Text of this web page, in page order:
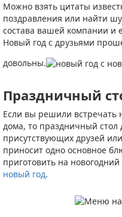
Можно взять цитаты
поздравления или найти
состава вашей компании и
Новый год с друзьями
довольны.
Праздничный
Если вы решили встречать
дома, то праздничный стол
присутствующих друзей
приносит одно основное
приготовить на
новый год.